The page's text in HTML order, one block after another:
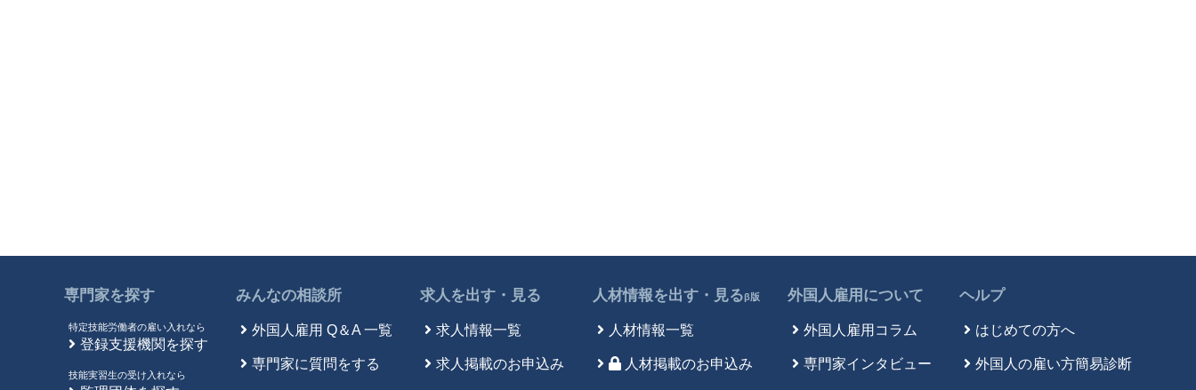
専門家を探す
特定技能労働者の雇い入れなら
登録支援機関を探す
技能実習生の受け入れなら
みんなの相談所
外国人雇用 Q＆A 一覧
専門家に質問をする
求人を出す・見る
求人情報一覧
求人掲載のお申込み
人材情報を出す・見るβ版
人材情報一覧
人材掲載のお申込み
外国人雇用について
外国人雇用コラム
専門家インタビュー
ヘルプ
はじめての方へ
外国人の雇い方簡易診断